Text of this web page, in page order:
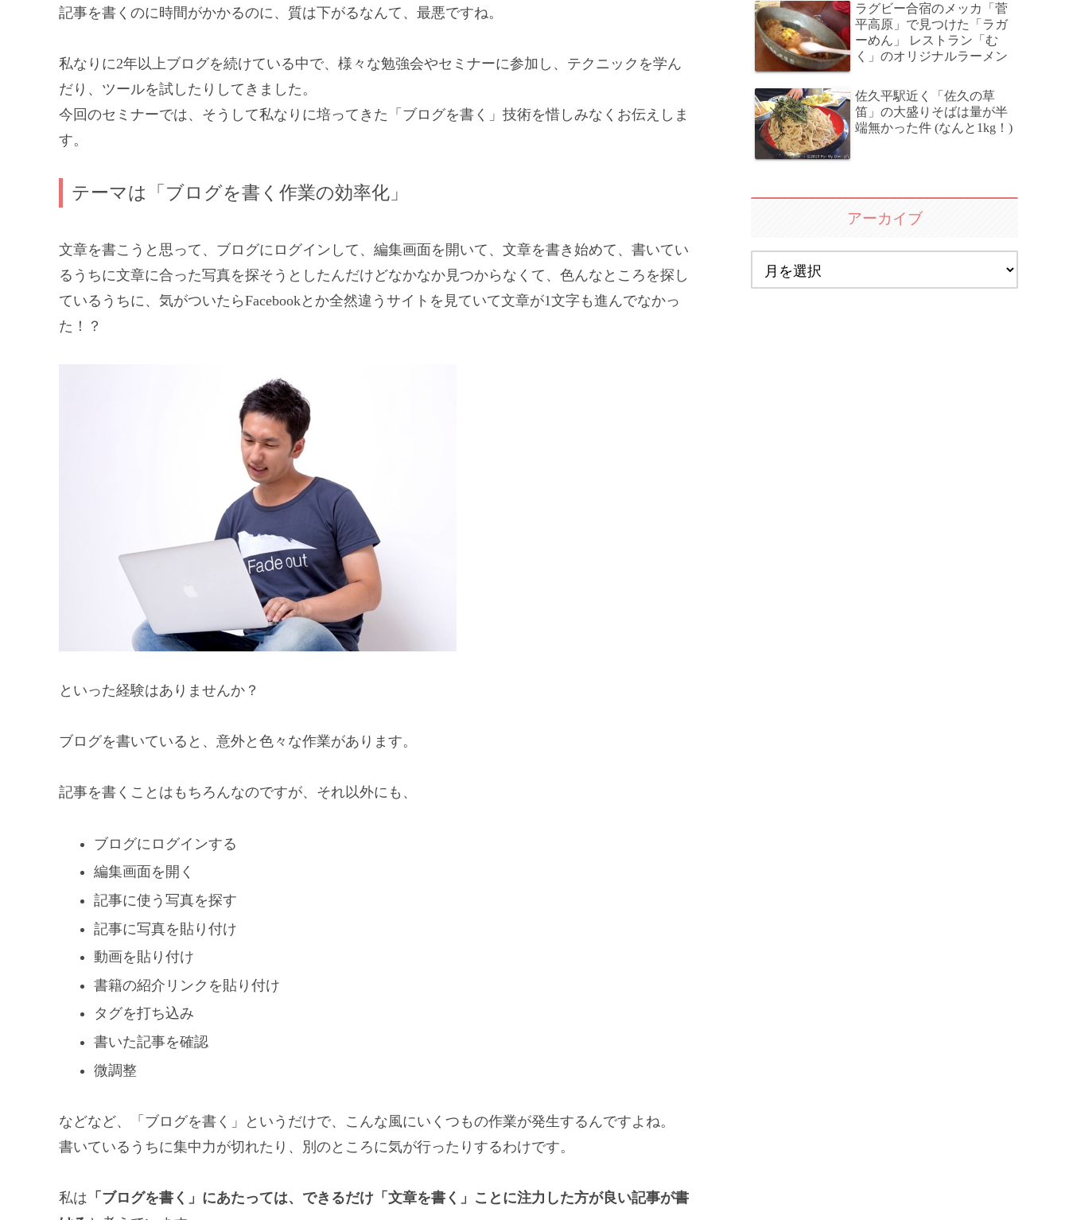
記事を書くのに時間がかかるのに、質は下がるなんて、最悪ですね。
私なりに2年以上ブログを続けている中で、様々な勉強会やセミナーに参加し、テクニックを学ん
だり、ツールを試したりしてきました。
今回のセミナーでは、そうして私なりに培ってきた「ブログを書く」技術を惜しみなくお伝えしま
す。
テーマは「ブログを書く作業の効率化」
文章を書こうと思って、ブログにログインして、編集画面を開いて、文章を書き始めて、書いてい
るうちに文章に合った写真を探そうとしたんだけどなかなか見つからなくて、色んなところを探し
ているうちに、気がついたらFacebookとか全然違うサイトを見ていて文章が1文字も進んでなかっ
た！？
といった経験はありませんか？
ブログを書いていると、意外と色々な作業があります。
記事を書くことはもちろんなのですが、それ以外にも、
ブログにログインする
編集画面を開く
記事に使う写真を探す
記事に写真を貼り付け
動画を貼り付け
書籍の紹介リンクを貼り付け
タグを打ち込み
書いた記事を確認
微調整
などなど、「ブログを書く」というだけで、こんな風にいくつもの作業が発生するんですよね。
書いているうちに集中力が切れたり、別のところに気が行ったりするわけです。
私は 「ブログを書く」にあたっては、できるだけ「文章を書く」ことに注力した方が良い記事が書
ラグビー合宿のメッカ「菅
平高原」で見つけた「ラガ
ーめん」 レストラン「む
く」のオリジナルラーメン
佐久平駅近く「佐久の草
笛」の大盛りそばは量が半
端無かった件 (なんと1kg！)
アーカイブ